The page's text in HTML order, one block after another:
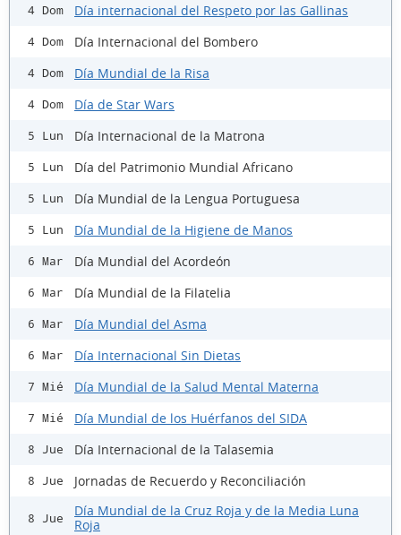
4 Dom Día internacional del Respeto por las Gallinas
4 Dom Día Internacional del Bombero
4 Dom Día Mundial de la Risa
4 Dom Día de Star Wars
5 Lun Día Internacional de la Matrona
5 Lun Día del Patrimonio Mundial Africano
5 Lun Día Mundial de la Lengua Portuguesa
5 Lun Día Mundial de la Higiene de Manos
6 Mar Día Mundial del Acordeón
6 Mar Día Mundial de la Filatelia
6 Mar Día Mundial del Asma
6 Mar Día Internacional Sin Dietas
7 Mié Día Mundial de la Salud Mental Materna
7 Mié Día Mundial de los Huérfanos del SIDA
8 Jue Día Internacional de la Talasemia
8 Jue Jornadas de Recuerdo y Reconciliación
8 Jue
Día Mundial de la Cruz Roja y de la Media Luna
Roja